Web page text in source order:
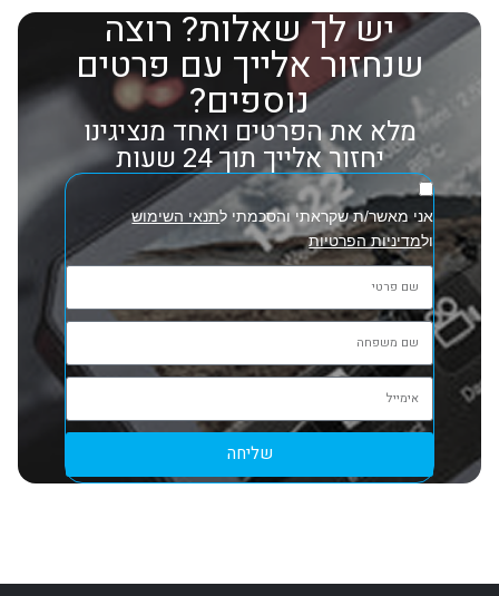
יש לך שאלות? רוצה
שנחזור אלייך עם פרטים
נוספים?
מלא את הפרטים ואחד מנציגינו
יחזור אלייך תוך 24 שעות
אני מאשר/ת שקראתי והסכמתי לתנאי השימוש
ולמדיניות הפרטיות
שליחה